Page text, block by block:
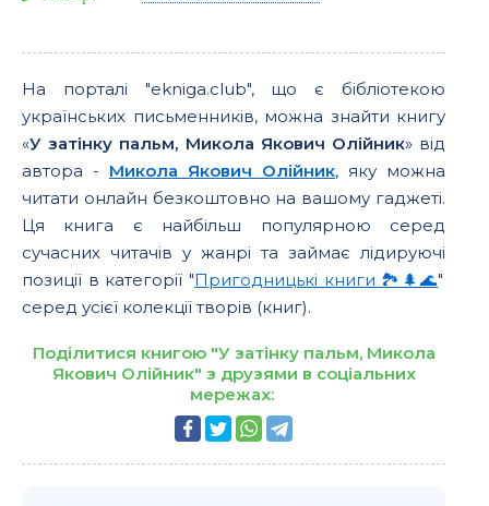
На порталі "ekniga.club", що є бібліотекою
українських письменників, можна знайти книгу
«У затiнку пальм, Микола Якович Олійник» від
автора - Микола Якович Олійник, яку можна
читати онлайн безкоштовно на вашому гаджеті.
Ця книга є найбільш популярною серед
сучасних читачів у жанрі та займає лідируючі
позиції в категорії "Пригодницькі книги 🏞️🌲🌊"
серед усієї колекції творів (книг).
Поділитися книгою "У затiнку пальм, Микола
Якович Олійник" з друзями в соціальних
мережах: